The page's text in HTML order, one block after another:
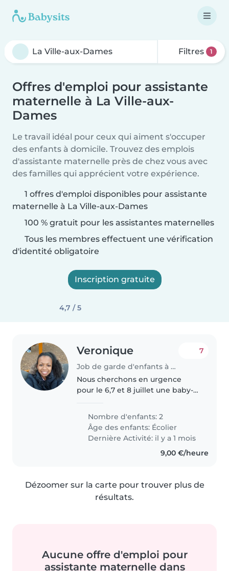
Filtres 1
Offres d'emploi pour assistante
maternelle à La Ville-aux-
Dames
Le travail idéal pour ceux qui aiment s'occuper
des enfants à domicile. Trouvez des emplois
d'assistante maternelle près de chez vous avec
des familles qui apprécient votre expérience.
1 offres d'emploi disponibles pour assistante
maternelle à La Ville-aux-Dames
100 % gratuit pour les assistantes maternelles
Tous les membres effectuent une vérification
d'identité obligatoire
Inscription gratuite
4,7 / 5
Veronique
Job de garde d'enfants à La Ville-aux-Dames
7
Nous cherchons en urgence
pour le 6,7 et 8 juillet une baby-
fiable pour prendre soin de nos
deux enfants en âge scolaire, 4
et 9 ans . La personne doit..
Nombre d'enfants: 2
Âge des enfants: Écolier
Dernière Activité: il y a 1 mois
9,00 €/heure
Dézoomer sur la carte pour trouver plus de
résultats.
Aucune offre d'emploi pour
assistante maternelle dans